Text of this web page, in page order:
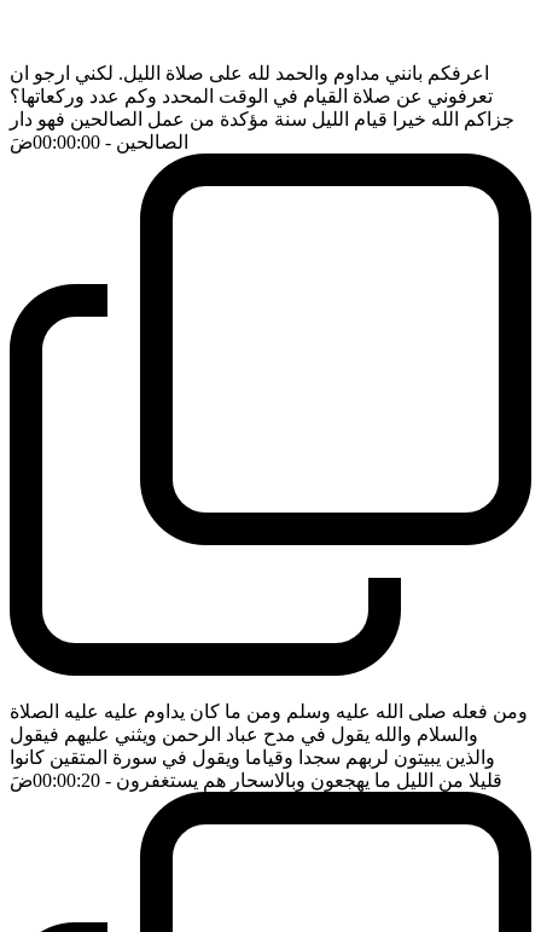
اعرفكم بانني مداوم والحمد لله على صلاة الليل. لكني ارجو ان
تعرفوني عن صلاة القيام في الوقت المحدد وكم عدد وركعاتها؟
جزاكم الله خيرا قيام الليل سنة مؤكدة من عمل الصالحين فهو دار
الصالحين - 00:00:00 ضَ
ومن فعله صلى الله عليه وسلم ومن ما كان يداوم عليه عليه الصلاة
والسلام والله يقول في مدح عباد الرحمن ويثني عليهم فيقول
والذين يبيتون لربهم سجدا وقياما ويقول في سورة المتقين كانوا
قليلا من الليل ما يهجعون وبالاسحار هم يستغفرون - 00:00:20 ضَ